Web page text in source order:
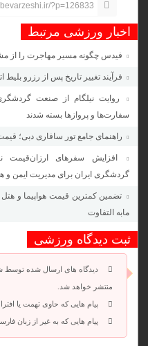
?p=126833
اخبار ورزشی مرتبط
فیدس چگونه مسیر مهاجرت را از
فرآیند تغییر تاریخ پس از رزرو بلیط
روایت نیلگام از صنعت گردشگری
سفارت‌ها و پروازها بسته شدند
راهنمای جامع تور سافاری دبی؛ قیمت،
افزایش سفرهای ارزان‌قیمت
گردشگری ایران برای مدیریت ایمن و
مابه التفاوت
ثبت دیدگاه ورزشی
دیدگاه های ارسال شده توسط
منتشر خواهد شد.
پیام هایی که حاوی تهمت یا افترا
پیام هایی که به غیر از زبان